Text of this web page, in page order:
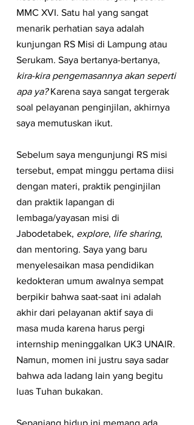
MMC XVI. Satu hal yang sangat
menarik perhatian saya adalah
kunjungan RS Misi di Lampung atau
Serukam. Saya bertanya-bertanya,
kira-kira pengemasannya akan seperti
apa ya? Karena saya sangat tergerak
soal pelayanan penginjilan, akhirnya
saya memutuskan ikut.
Sebelum saya mengunjungi RS misi
tersebut, empat minggu pertama diisi
dengan materi, praktik penginjilan
dan praktik lapangan di
lembaga/yayasan misi di
Jabodetabek, explore, life sharing,
dan mentoring. Saya yang baru
menyelesaikan masa pendidikan
kedokteran umum awalnya sempat
berpikir bahwa saat-saat ini adalah
akhir dari pelayanan aktif saya di
masa muda karena harus pergi
internship meninggalkan UK3 UNAIR.
Namun, momen ini justru saya sadar
bahwa ada ladang lain yang begitu
luas Tuhan bukakan.